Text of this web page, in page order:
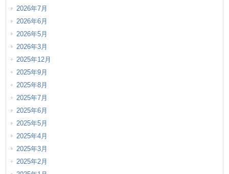
2026年7月
2026年6月
2026年5月
2026年3月
2025年12月
2025年9月
2025年8月
2025年7月
2025年6月
2025年5月
2025年4月
2025年3月
2025年2月